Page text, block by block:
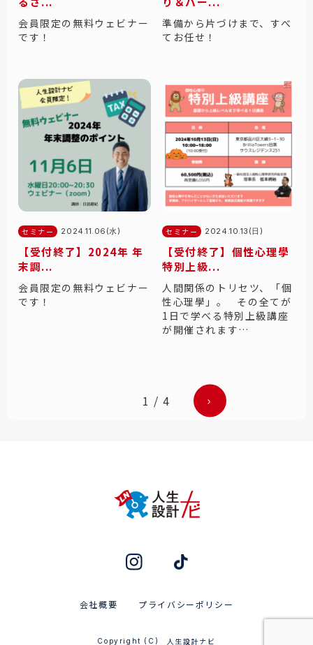
会員限定の無料ウェビナー
です！
準備から片づけまで、すべ
てお任せ！
セミナー 2024.11.06(水)
【受付終了】2024年 年
末調...
会員限定の無料ウェビナー
です！
セミナー 2024.10.13(日)
【受付終了】個性心理學
特別上級...
人間関係のトリセツ、「個
性心理學」。 その全てが
1日で学べる特別上級講座
が開催されます…
1 / 4
会社概要 プライバシーポリシー
Copyright (C) 人生設計ナビ